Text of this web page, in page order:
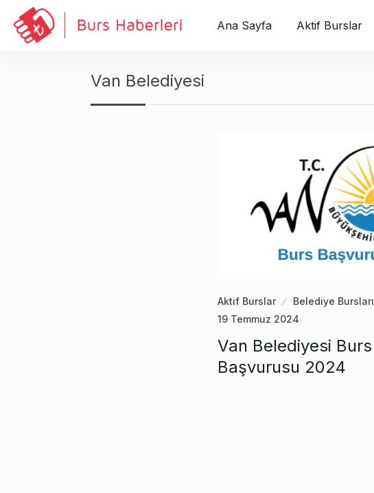
Ana Sayfa Aktif Burslar
Van Belediyesi
Aktif Burslar
Belediye Bursları
19 Temmuz 2024
Van Belediyesi Burs
Başvurusu 2024